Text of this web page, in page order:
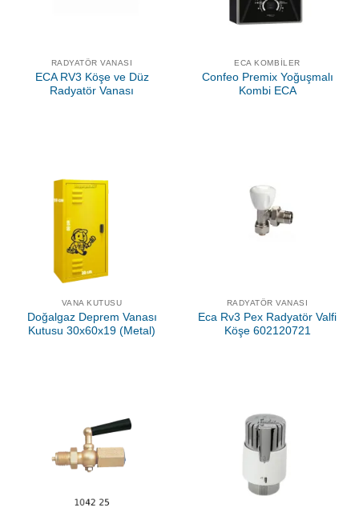
RADYATÖR VANASI
ECA RV3 Köşe ve Düz
Radyatör Vanası
ECA KOMBILER
Confeo Premix Yoğuşmalı
Kombi ECA
VANA KUTUSU
Doğalgaz Deprem Vanası
Kutusu 30x60x19 (Metal)
RADYATÖR VANASI
Eca Rv3 Pex Radyatör Valfi
Köşe 602120721